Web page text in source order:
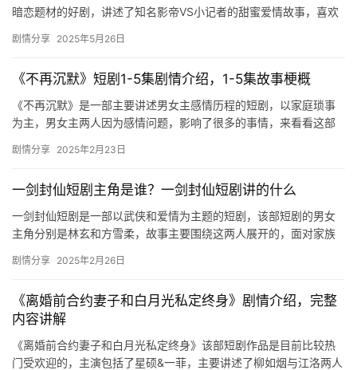
暗恋题材的好剧，讲述了知名影帝VS小记者的甜蜜爱情故事，喜欢
《我…
剧情分享 2025年5月26日
《不再沉默》短剧1-5集剧情介绍，1-5集故事梗概
《不再沉默》是一部主要讲述男女主感情历程的短剧，以家庭琐事
为主，男女主两人因为感情问题，影响了很多的事情，来看看这部
的…
剧情分享 2025年2月23日
一剑封仙短剧主角是谁？一剑封仙短剧讲的什么
一剑封仙短剧是一部以武侠和爱情为主题的短剧，该部短剧的男女
主角分别是林玄和方雪柔，故事主要围绕这两人展开的，面对家族
仙主…
剧情分享 2025年2月26日
《离婚前合约妻子和白月光私定终身》剧情介绍，完整
内容讲解
《离婚前合约妻子和白月光私定终身》该部短剧作品是目前比较热
门受欢迎的，主演包括了星硕&一菲，主要讲述了柳如烟与江洛两人